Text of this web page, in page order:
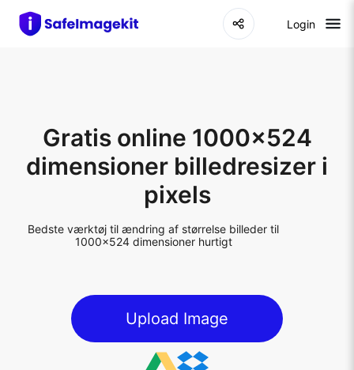
Login
Gratis online 1000x524
dimensioner billedresizer i
pixels
Bedste værktøj til ændring af størrelse billeder til
1000x524 dimensioner hurtigt
Upload Image